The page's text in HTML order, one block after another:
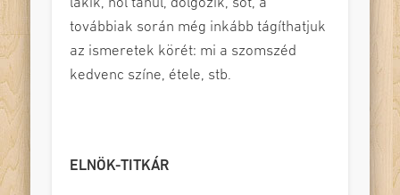
továbbiak során még inkább tágíthatjuk
az ismeretek körét: mi a szomszéd
kedvenc színe, étele, stb.
ELNÖK-TITKÁR